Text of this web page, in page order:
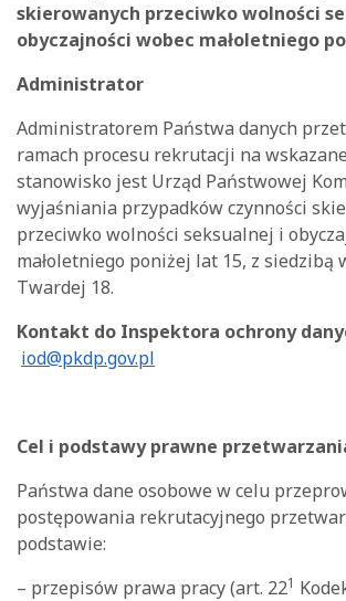
skierowanych przeciwko wolności
obyczajności wobec małoletniego
Administrator
Administratorem Państwa danych
ramach procesu rekrutacji na
stanowisko jest Urząd Państwowej
wyjaśniania przypadków czynności
przeciwko wolności seksualnej i
małoletniego poniżej lat 15, z siedzibą
Twardej 18.
Kontakt do Inspektora ochrony
iod@pkdp.gov.pl
Cel i podstawy prawne
Państwa dane osobowe w celu
postępowania rekrutacyjnego
podstawie:
– przepisów prawa pracy (art. 221